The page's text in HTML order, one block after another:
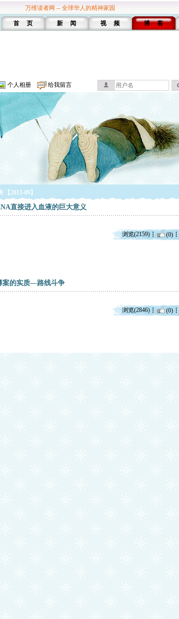
万维读者网 -- 全球华人的精神家园
首 页 新 闻 视 频 博 客
个人相册 给我留言
【2013-09】
直接进入血液的巨大意义
浏览(2159) (0)
案的实质—路线斗争
浏览(2846) (0)